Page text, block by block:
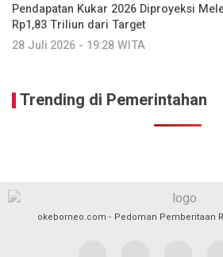
Pendapatan Kukar 2026 Diproyeksi
Rp1,83 Triliun dari Target
28 Juli 2026 - 19:28 WITA
Trending di Pemerintahan
okeborneo.com Pedoman Pemberitaan